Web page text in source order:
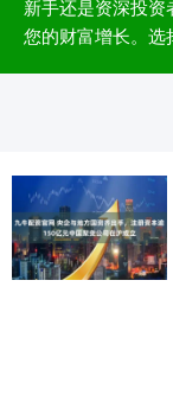
新手还是资深投
您的财富增长。选